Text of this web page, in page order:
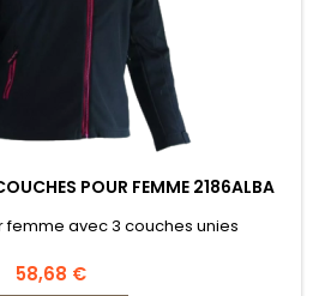
POUR FEMME 2186ALBA
femme avec 3 couches unies
Prix
58,68 €